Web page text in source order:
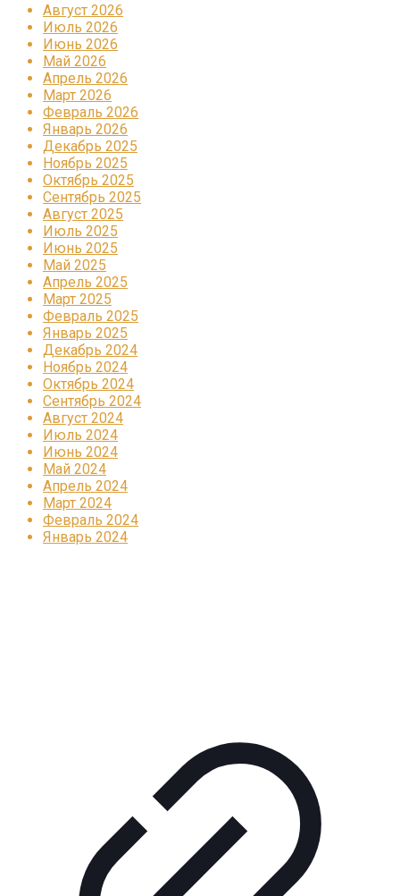
Август 2026
Июль 2026
Июнь 2026
Май 2026
Апрель 2026
Март 2026
Февраль 2026
Январь 2026
Декабрь 2025
Ноябрь 2025
Октябрь 2025
Сентябрь 2025
Август 2025
Июль 2025
Июнь 2025
Май 2025
Апрель 2025
Март 2025
Февраль 2025
Январь 2025
Декабрь 2024
Ноябрь 2024
Октябрь 2024
Сентябрь 2024
Август 2024
Июль 2024
Июнь 2024
Май 2024
Апрель 2024
Март 2024
Февраль 2024
Январь 2024